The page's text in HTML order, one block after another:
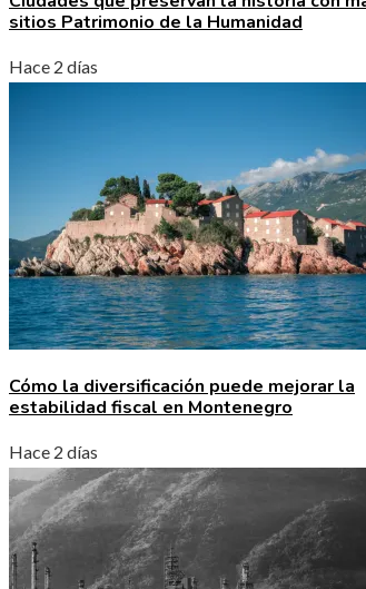
sitios Patrimonio de la Humanidad
Hace 2 días
Cómo la diversificación puede mejorar la
estabilidad fiscal en Montenegro
Hace 2 días